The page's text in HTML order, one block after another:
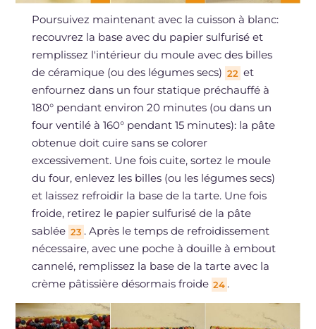
Poursuivez maintenant avec la cuisson à blanc:
recouvrez la base avec du papier sulfurisé et
remplissez l'intérieur du moule avec des billes
de céramique (ou des légumes secs) 22 et
enfournez dans un four statique préchauffé à
180° pendant environ 20 minutes (ou dans un
four ventilé à 160° pendant 15 minutes): la pâte
obtenue doit cuire sans se colorer
excessivement. Une fois cuite, sortez le moule
du four, enlevez les billes (ou les légumes secs)
et laissez refroidir la base de la tarte. Une fois
froide, retirez le papier sulfurisé de la pâte
sablée 23 . Après le temps de refroidissement
nécessaire, avec une poche à douille à embout
cannelé, remplissez la base de la tarte avec la
crème pâtissière désormais froide 24 .